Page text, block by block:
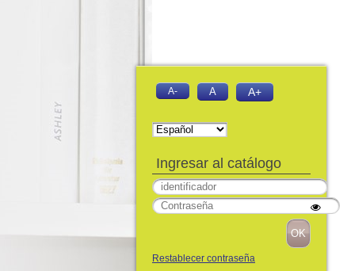
A- A A+
Ingresar al catálogo
Restablecer contraseña